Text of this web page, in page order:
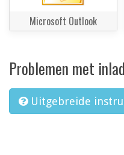
Microsoft Outlook
Problemen met
Uitgebreide